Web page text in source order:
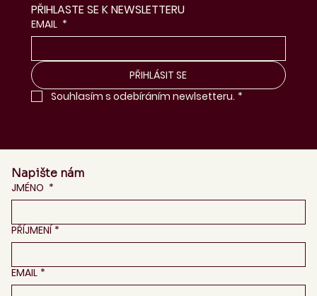
PŘIHLASTE SE K NEWSLETTERU
EMAIL *
PŘIHLÁSIT SE
Souhlasím s odebíráním newlsetteru. *
Napište nám
JMÉNO *
PŘÍJMENÍ *
EMAIL *